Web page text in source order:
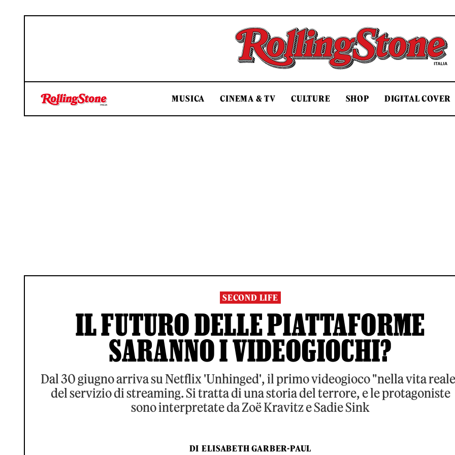
Rolling Stone Italia
MUSICA CINEMA & TV CULTURE SHOP DIGITAL COVER
SECOND LIFE
IL FUTURO DELLE PIATTAFORME
SARANNO I VIDEOGIOCHI?
Dal 30 giugno arriva su Netflix 'Unhinged', il primo videogioco "nella vita
del servizio di streaming. Si tratta di una storia del terrore, e le protagoniste
sono interpretate da Zoë Kravitz e Sadie Sink
DI ELISABETH GARBER-PAUL